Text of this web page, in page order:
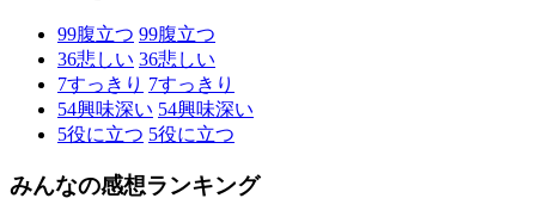
99腹立つ 99腹立つ
36悲しい 36悲しい
7すっきり 7すっきり
54興味深い 54興味深い
5役に立つ 5役に立つ
みんなの感想ランキング